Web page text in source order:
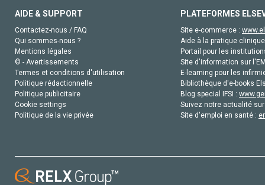
AIDE & SUPPORT
Contactez-nous / FAQ
Qui sommes-nous ?
Mentions légales
© - Avertissements
Termes et conditions d'utilisation
Politique rédactionnelle
Politique publicitaire
Cookie settings
Politique de la vie privée
PLATEFORMES
Site e-commerce :
Aide à la pratique
Portail pour les
Site d'information sur
E-learning pour les
Bibliothèque d'e-books
Blog special IFSI :
Suivez notre actualité
Site d'emploi en santé :